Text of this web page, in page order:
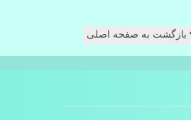
بازگشت به صفحه اصلی